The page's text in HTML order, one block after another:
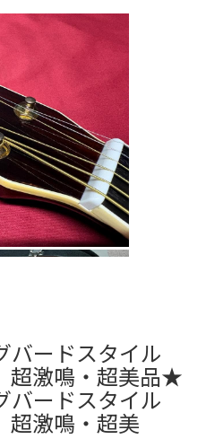
ードスタイル
超激鳴・超美品★
ードスタイル
超激鳴・超美